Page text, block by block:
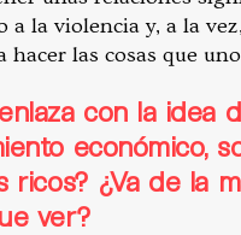
a la violencia y, a la
hacer las cosas que
con la idea
económico,
ricos? ¿Va de la
ver?